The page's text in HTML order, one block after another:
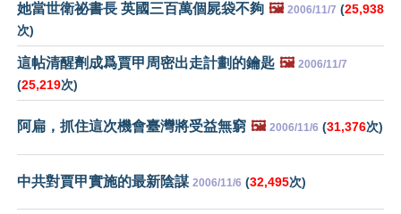
她當世衛祕書長 英國三百萬個屍袋不夠 🖼️ 2006/11/7 (25,938
次)
這帖清醒劑成爲賈甲周密出走計劃的鑰匙 🖼️ 2006/11/7
(25,219次)
阿扁，抓住這次機會臺灣將受益無窮 🖼️ 2006/11/6 (31,376次)
中共對賈甲實施的最新陰謀 2006/11/6 (32,495次)